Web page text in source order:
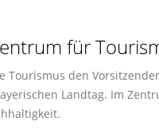
für
den
Landtag. Im